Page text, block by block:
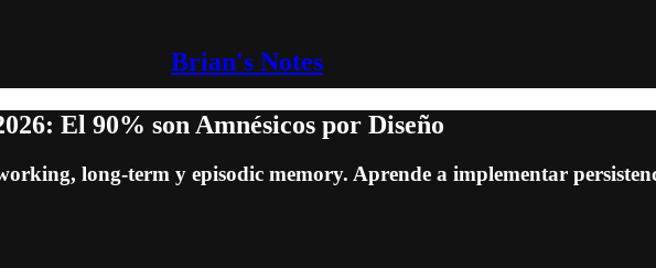
Brian's Notes
El 90% son Amnésicos por Diseño
long-term y episodic memory. Aprende a implementar